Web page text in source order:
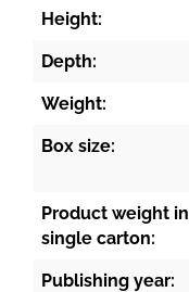
Height:
Depth:
Weight:
Box size:
Product weight in
single carton:
Publishing year: